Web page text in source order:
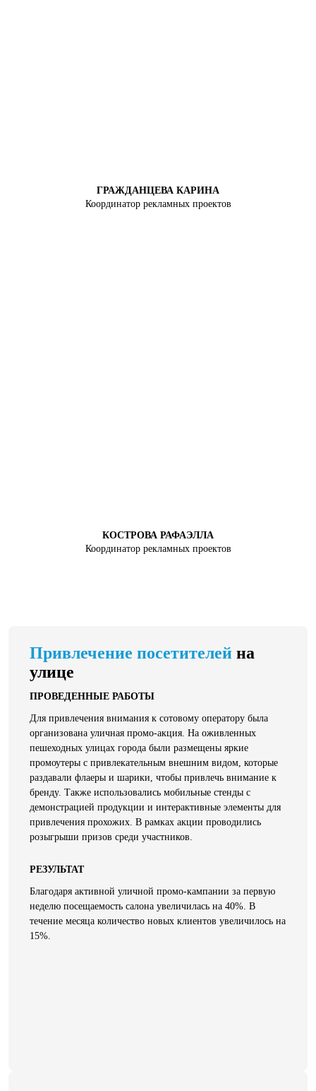
ГРАЖДАНЦЕВА КАРИНА
Координатор рекламных проектов
КОСТРОВА РАФАЭЛЛА
Координатор рекламных проектов
Привлечение посетителей на
улице
ПРОВЕДЕННЫЕ РАБОТЫ
Для привлечения внимания к сотовому оператору была
организована уличная промо-акция. На оживленных
пешеходных улицах города были размещены яркие
промоутеры с привлекательным внешним видом, которые
раздавали флаеры и шарики, чтобы привлечь внимание к
бренду. Также использовались мобильные стенды с
демонстрацией продукции и интерактивные элементы для
привлечения прохожих. В рамках акции проводились
розыгрыши призов среди участников.
РЕЗУЛЬТАТ
Благодаря активной уличной промо-кампании за первую
неделю посещаемость салона увеличилась на 40%. В
течение месяца количество новых клиентов увеличилось на
15%.